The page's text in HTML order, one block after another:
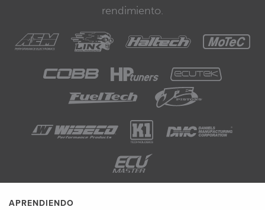
rendimiento.
APRENDIENDO